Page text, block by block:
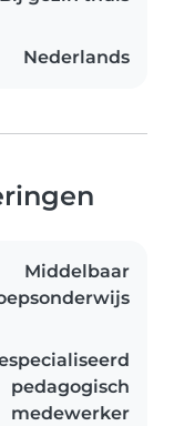
Nederlands
Middelbaar
pedagogisch
medewerker